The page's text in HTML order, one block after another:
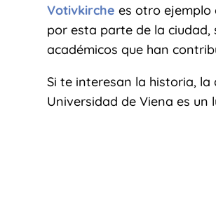
Votivkirche es otro ejemplo
por esta parte de la ciudad,
académicos que han
Si te interesan la historia,
Universidad de Viena es un